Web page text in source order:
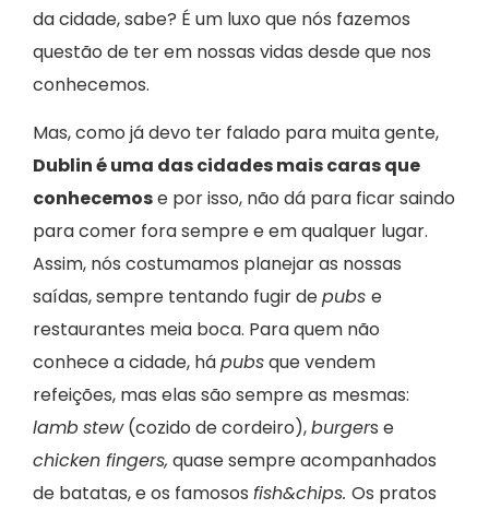
da cidade, sabe? É um luxo que nós fazemos
questão de ter em nossas vidas desde que nos
conhecemos.
Mas, como já devo ter falado para muita gente,
Dublin é uma das cidades mais caras que
conhecemose por isso, não dá para ficar saindo
para comer fora sempre e em qualquer lugar.
Assim, nós costumamos planejar as nossas
saídas, sempre tentando fugir depubs e
restaurantes meia boca. Para quem não
conhece a cidade, hápubsque vendem
refeições, mas elas são sempre as mesmas:
lambstew(cozido de cordeiro),burgers e
chicken fingers, quase sempre acompanhados
de batatas, e os famosos fish&chips. Os pratos